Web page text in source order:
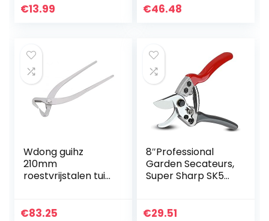
klem
€13.99
schaar planten
€46.48
Wdong guihz
210mm
roestvrijstalen tuin
bonsai tool
€83.25
8″Professional
Garden Secateurs,
Super Sharp SK5
bypass
€29.51